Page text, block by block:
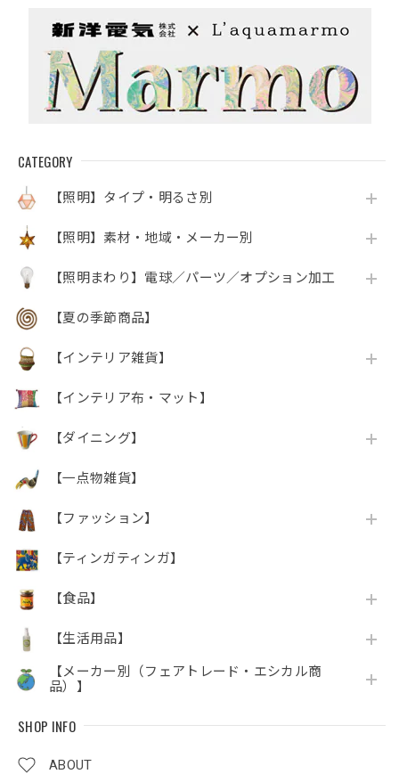
CATEGORY
【照明】タイプ・明るさ別
【照明】素材・地域・メーカー別
【照明まわり】電球／パーツ／オプション加工
【夏の季節商品】
【インテリア雑貨】
【インテリア布・マット】
【ダイニング】
【一点物雑貨】
【ファッション】
【ティンガティンガ】
【食品】
【生活用品】
【メーカー別（フェアトレード・エシカル商
品）】
SHOP INFO
ABOUT